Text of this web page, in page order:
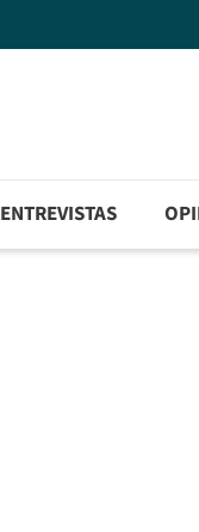
ENTREVISTAS